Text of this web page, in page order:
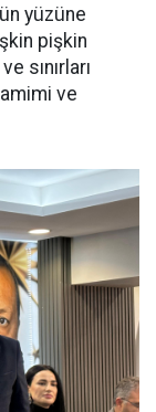
yüzüne
pişkin
sınırları
ve